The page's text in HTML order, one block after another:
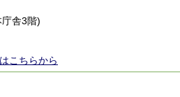
舎3階)
こちらから